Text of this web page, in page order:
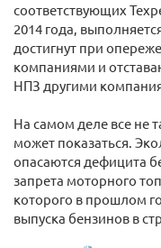
соответствующих
2014 года,
достигнут при
компаниями и
НПЗ другими
На самом деле все не
может показаться.
опасаются дефицита
запрета моторного
которого в прошлом
выпуска бензинов в